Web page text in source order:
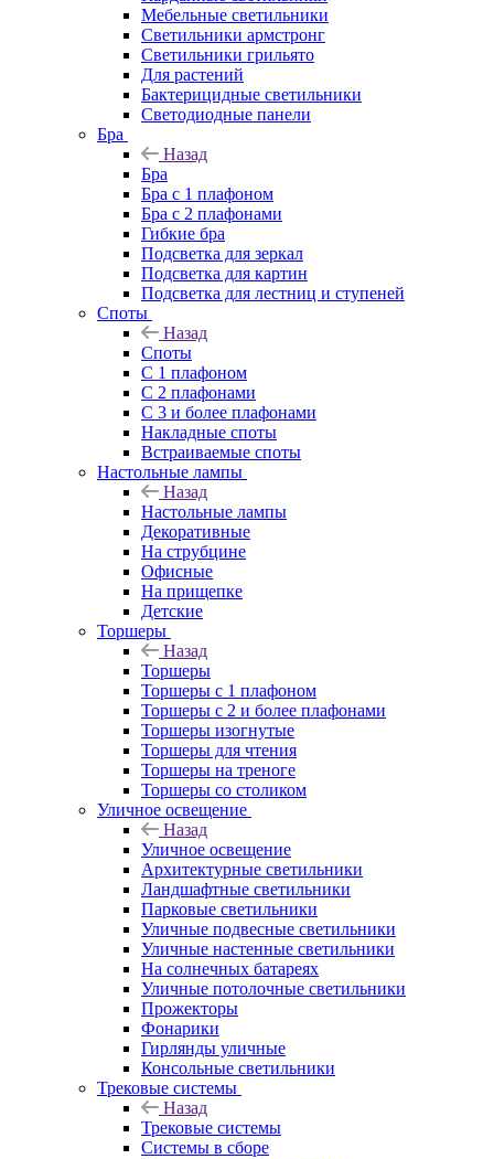
Мебельные светильники
Светильники армстронг
Светильники грильято
Для растений
Бактерицидные светильники
Светодиодные панели
Бра
Назад
Бра
Бра с 1 плафоном
Бра с 2 плафонами
Гибкие бра
Подсветка для зеркал
Подсветка для картин
Подсветка для лестниц и ступеней
Споты
Назад
Споты
С 1 плафоном
С 2 плафонами
С 3 и более плафонами
Накладные споты
Встраиваемые споты
Настольные лампы
Назад
Настольные лампы
Декоративные
На струбцине
Офисные
На прищепке
Детские
Торшеры
Назад
Торшеры
Торшеры с 1 плафоном
Торшеры с 2 и более плафонами
Торшеры изогнутые
Торшеры для чтения
Торшеры на треноге
Торшеры со столиком
Уличное освещение
Назад
Уличное освещение
Архитектурные светильники
Ландшафтные светильники
Парковые светильники
Уличные подвесные светильники
Уличные настенные светильники
На солнечных батареях
Уличные потолочные светильники
Прожекторы
Фонарики
Гирлянды уличные
Консольные светильники
Трековые системы
Назад
Трековые системы
Системы в сборе